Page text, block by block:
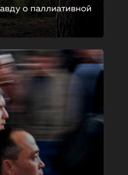
о паллиативной